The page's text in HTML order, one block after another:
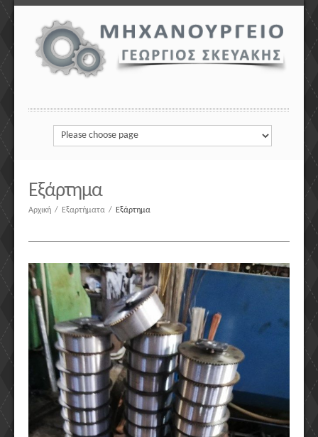
Εξάρτημα
Αρχική / Εξαρτήματα / Εξάρτημα